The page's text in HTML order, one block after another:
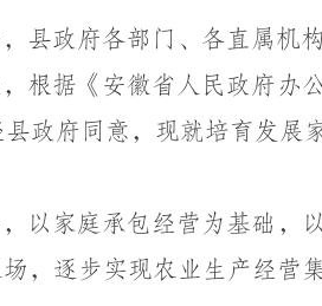
县政府各部门、各直属机构
根据《安徽省人民政府办
政府同意，现就培育发展
以家庭承包经营为基础，
，逐步实现农业生产经营